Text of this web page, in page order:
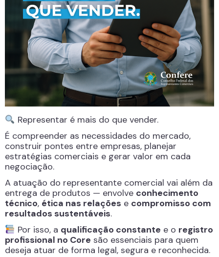
Representar é mais do que vender.
É compreender as necessidades do mercado,
construir pontes entre empresas, planejar
estratégias comerciais e gerar valor em cada
negociação.
A atuação do representante comercial vai além da
entrega de produtos — envolve conhecimento
técnico, ética nas relações e compromisso com
resultados sustentáveis.
Por isso, a qualificação constante e o registro
profissional no Core são essenciais para quem
deseja atuar de forma legal, segura e reconhecida.